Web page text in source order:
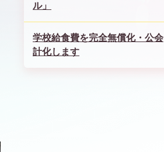
ル」
学校給食費を完全無償化・公会
計化します